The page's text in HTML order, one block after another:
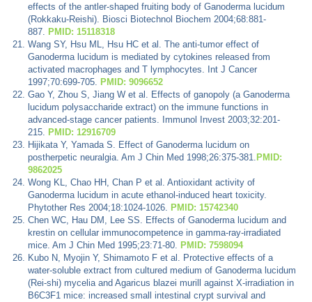
effects of the antler-shaped fruiting body of Ganoderma lucidum
(Rokkaku-Reishi). Biosci Biotechnol Biochem 2004;68:881-
887. PMID: 15118318
Wang SY, Hsu ML, Hsu HC et al. The anti-tumor effect of
Ganoderma lucidum is mediated by cytokines released from
activated macrophages and T lymphocytes. Int J Cancer
1997;70:699-705. PMID: 9096652
Gao Y, Zhou S, Jiang W et al. Effects of ganopoly (a Ganoderma
lucidum polysaccharide extract) on the immune functions in
advanced-stage cancer patients. Immunol Invest 2003;32:201-
215. PMID: 12916709
Hijikata Y, Yamada S. Effect of Ganoderma lucidum on
postherpetic neuralgia. Am J Chin Med 1998;26:375-381. PMID:
9862025
Wong KL, Chao HH, Chan P et al. Antioxidant activity of
Ganoderma lucidum in acute ethanol-induced heart toxicity.
Phytother Res 2004;18:1024-1026. PMID: 15742340
Chen WC, Hau DM, Lee SS. Effects of Ganoderma lucidum and
krestin on cellular immunocompetence in gamma-ray-irradiated
mice. Am J Chin Med 1995;23:71-80. PMID: 7598094
Kubo N, Myojin Y, Shimamoto F et al. Protective effects of a
water-soluble extract from cultured medium of Ganoderma lucidum
(Rei-shi) mycelia and Agaricus blazei murill against X-irradiation in
B6C3F1 mice: increased small intestinal crypt survival and